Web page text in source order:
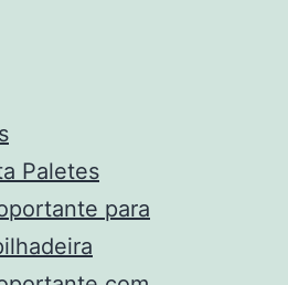
Paletes
para